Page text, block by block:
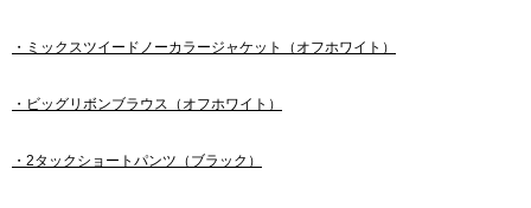
・ミックスツイードノーカラージャケット（オフホワイト）
・ビッグリボンブラウス（オフホワイト）
・2タックショートパンツ（ブラック）